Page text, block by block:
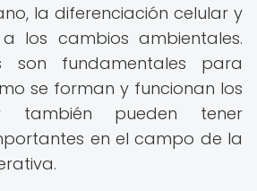
la diferenciación celular y
los cambios ambientales.
son fundamentales para
se forman y funcionan los
también pueden tener
en el campo de la